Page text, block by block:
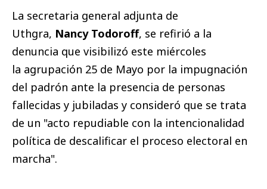
La secretaria general adjunta de
Uthgra, Nancy Todoroff, se refirió a la
denuncia que visibilizó este miércoles
la agrupación 25 de Mayo por la impugnación
del padrón ante la presencia de personas
fallecidas y jubiladas y consideró que se trata
de un "acto repudiable con la intencionalidad
política de descalificar el proceso electoral en
marcha".